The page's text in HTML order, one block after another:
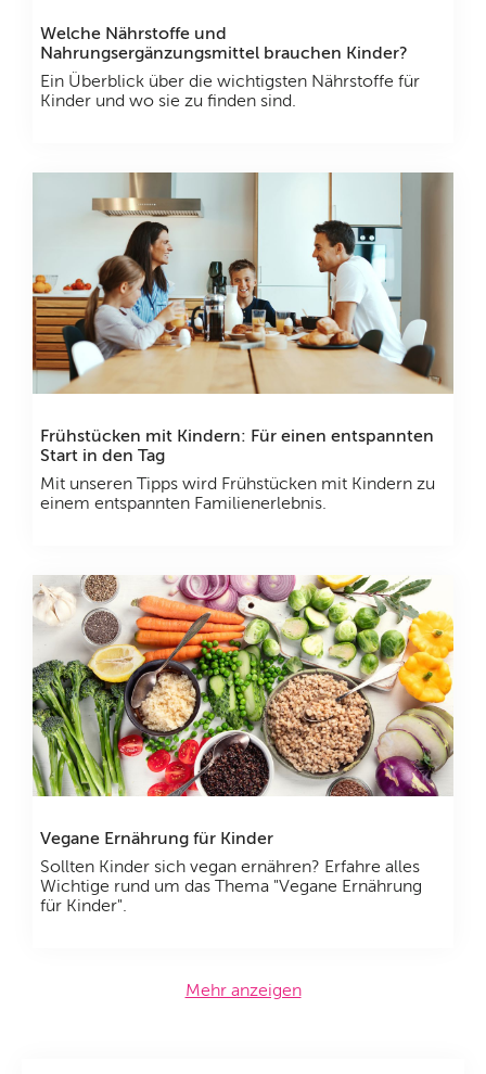
Welche Nährstoffe und
Nahrungsergänzungsmittel brauchen Kinder?
Ein Überblick über die wichtigsten Nährstoffe für
Kinder und wo sie zu finden sind.
Frühstücken mit Kindern: Für einen entspannten
Start in den Tag
Mit unseren Tipps wird Frühstücken mit Kindern zu
einem entspannten Familienerlebnis.
Vegane Ernährung für Kinder
Sollten Kinder sich vegan ernähren? Erfahre alles
Wichtige rund um das Thema "Vegane Ernährung
für Kinder".
Mehr anzeigen